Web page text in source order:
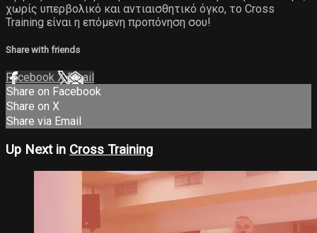
χωρίς υπερβολικό και αντιαισθητικό όγκο, το Cross
Training είναι η επόμενη προπόνηση σου!
Share with friends
Facebook XEmail
Share on Facebook
Share on X
Share via Email
Up Next in Cross Training